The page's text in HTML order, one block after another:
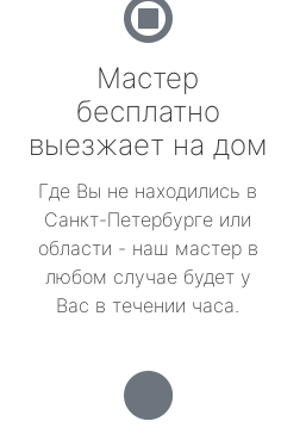
Мастер
бесплатно
выезжает на дом
Где Вы не находились в
Санкт-Петербурге или
области - наш мастер в
любом случае будет у
Вас в течении часа.